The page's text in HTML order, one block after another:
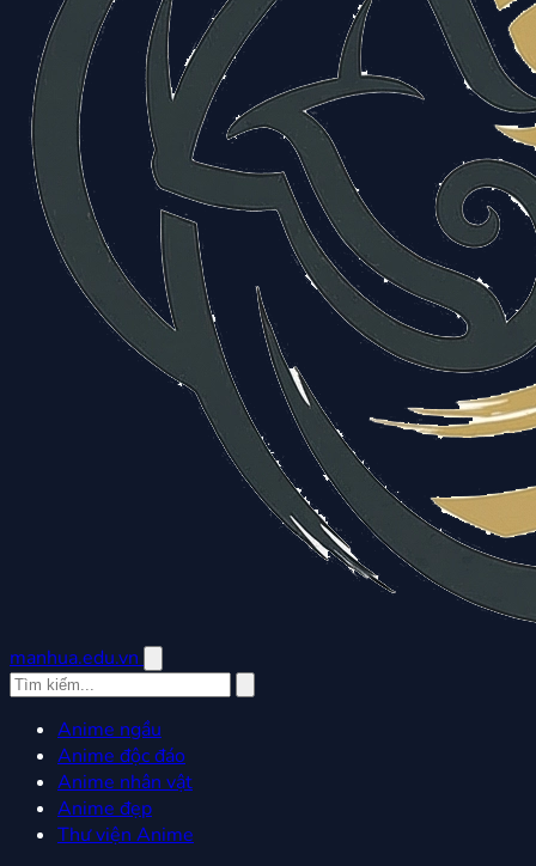
manhua.edu.vn
Anime ngầu
Anime độc đáo
Anime nhân vật
Anime đẹp
Thư viện Anime